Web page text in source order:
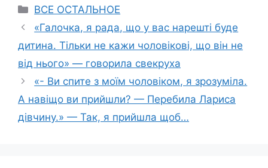
Categories
ВСЕ ОСТАЛЬНОЕ
«Галочка, я рада, що у вас нарешті буде
дитина. Тільки не кажи чоловікові, що він не
від нього» — говорила свекруха
«- Ви cпитe з моїм чоловіком, я зрозуміла.
А навіщо ви прийшли? — Перебила Лариса
дівчину.» — Так, я прийшла щоб…